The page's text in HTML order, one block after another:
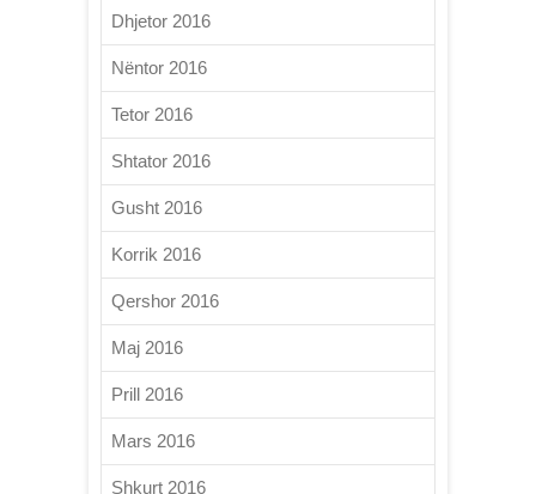
Dhjetor 2016
Nëntor 2016
Tetor 2016
Shtator 2016
Gusht 2016
Korrik 2016
Qershor 2016
Maj 2016
Prill 2016
Mars 2016
Shkurt 2016